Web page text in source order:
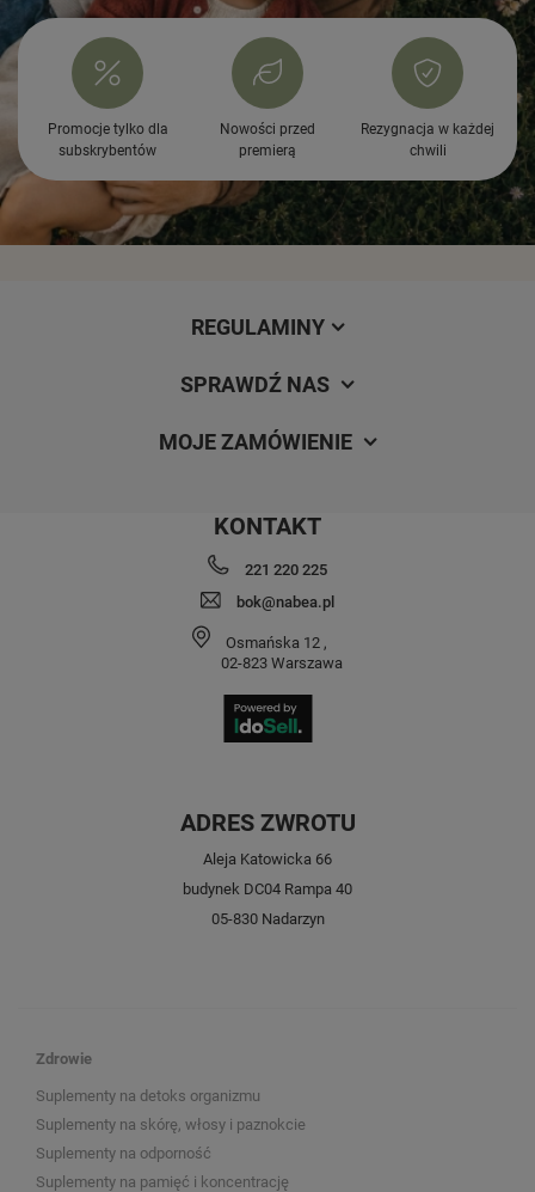
Promocje tylko dla
subskrybentów
Nowości przed
premierą
Rezygnacja w każdej
chwili
REGULAMINY
SPRAWDŹ NAS
MOJE ZAMÓWIENIE
KONTAKT
221 220 225
bok@nabea.pl
Osmańska 12 ,
02-823 Warszawa
ADRES ZWROTU
Aleja Katowicka 66
budynek DC04 Rampa 40
05-830 Nadarzyn
Zdrowie
Suplementy na detoks organizmu
Suplementy na skórę, włosy i paznokcie
Suplementy na odporność
Suplementy na pamięć i koncentrację